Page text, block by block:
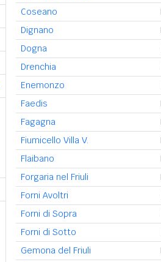
Coseano
Dignano
Dogna
Drenchia
Enemonzo
Faedis
Fagagna
Fiumicello Villa V.
Flaibano
Forgaria nel Friuli
Forni Avoltri
Forni di Sopra
Forni di Sotto
Gemona del Friuli